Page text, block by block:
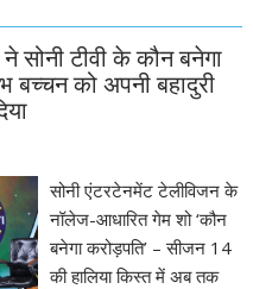
सोनी टीवी के कौन बनेगा
बच्चन को अपनी बहादुरी
सोनी एंटरटेनमेंट टेलीविजन के
नॉलेज-आधारित गेम शो ‘कौन
बनेगा करोड़पति’ – सीजन 14
की हालिया किस्त में अब तक